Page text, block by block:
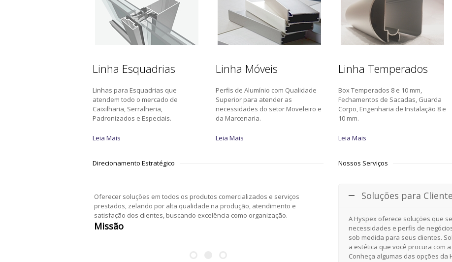
Linha Esquadrias
Linhas para Esquadrias que
atendem todo o mercado de
Caixilharia, Serralheria,
Padronizados e Especiais.
Leia Mais
Linha Móveis
Perfis de Alumínio com Qualidade
Superior para atender as
necessidades do setor Moveleiro e
da Marcenaria.
Leia Mais
Linha Temperados
Box Temperados 8 e 10 mm,
Fechamentos de Sacadas, Guarda
Corpo, Engenharia de Instalação 8 e
10 mm.
Leia Mais
Direcionamento Estratégico
Oferecer soluções em todos os produtos comercializados e serviços
prestados, zelando por alta qualidade na produção, atendimento e
satisfação dos clientes, buscando excelência como organização.
Missão
Nossos Serviços
Soluções para
A Hyspex oferece soluções que
necessidades e perfis de
sob medida para seus clientes.
a estética que você procura com
Conheça algumas das opções da